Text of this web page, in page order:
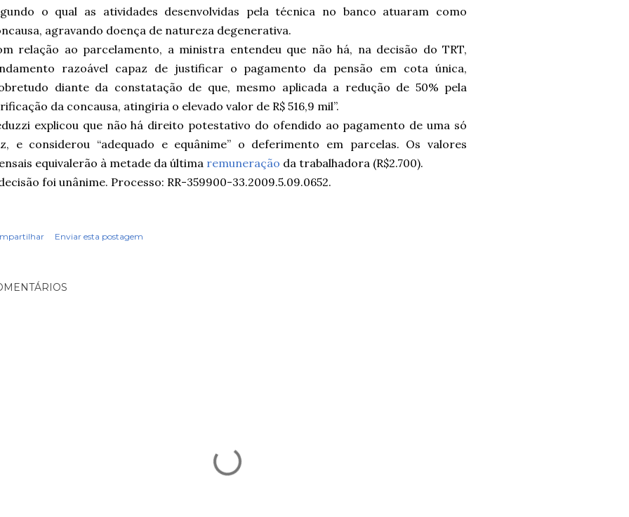
o qual as atividades desenvolvidas pela técnica no banco atuaram como
agravando doença de natureza degenerativa.
relação ao parcelamento, a ministra entendeu que não há, na decisão do TRT,
razoável capaz de justificar o pagamento da pensão em cota única,
diante da constatação de que, mesmo aplicada a redução de 50% pela
da concausa, atingiria o elevado valor de R$ 516,9 mil”.
explicou que não há direito potestativo do ofendido ao pagamento de uma só
e considerou “adequado e equânime” o deferimento em parcelas. Os valores
equivalerão à metade da última remuneração da trabalhadora (R$2.700).
foi unânime. Processo: RR-359900-33.2009.5.09.0652.
Enviar esta postagem